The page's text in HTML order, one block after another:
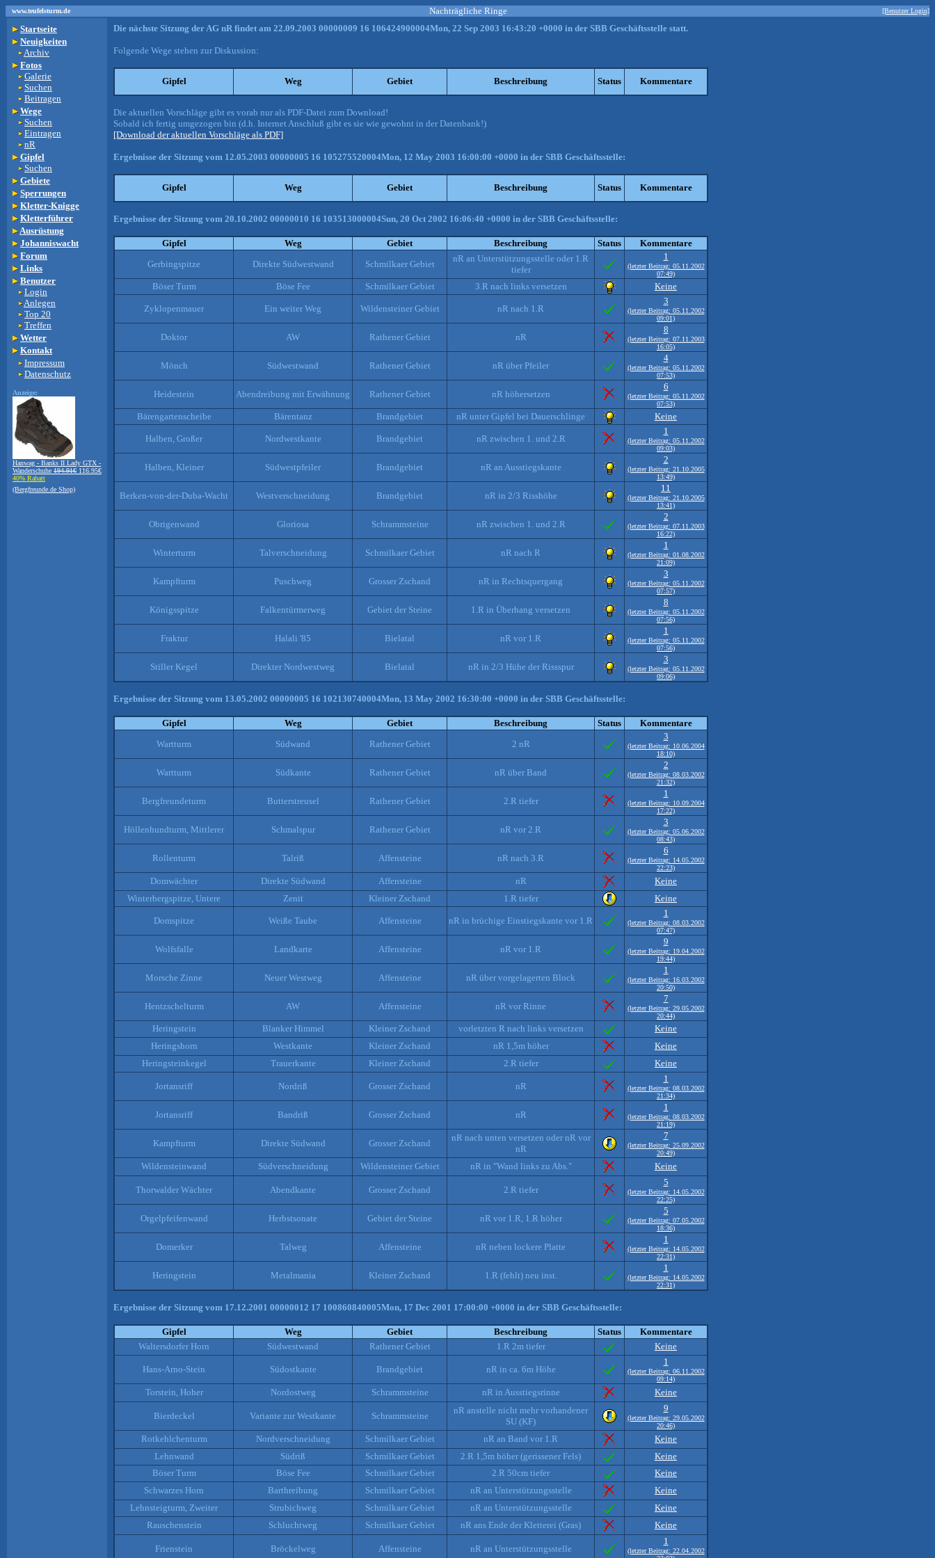
www.teufelsturm.de Nachträgliche Ringe [Benutzer Login]
Startseite
Neuigkeiten
Archiv
Fotos
Galerie
Suchen
Beitragen
Wege
Suchen
Eintragen
nR
Gipfel
Suchen
Gebiete
Sperrungen
Kletter-Knigge
Kletterführer
Ausrüstung
Johanniswacht
Forum
Links
Benutzer
Login
Anlegen
Top 20
Treffen
Wetter
Kontakt
Impressum
Datenschutz
Anzeige:
Hanwag - Banks II Lady GTX -
Wanderschuhe 194.91€ 116.95€
40% Rabatt
(Bergfreunde.de Shop)
Die nächste Sitzung der AG nR findet am 22.09.2003 00000009 16 106424900004Mon, 22 Sep 2003 16:43:20 +0000 in der SBB Geschäftsstelle statt.
Folgende Wege stehen zur Diskussion:
Gipfel Weg Gebiet Beschreibung Status Kommentare
Die aktuellen Vorschläge gibt es vorab nur als PDF-Datei zum Download!
Sobald ich fertig umgezogen bin (d.h. Internet Anschluß gibt es sie wie gewohnt in der Datenbank!)
[Download der aktuellen Vorschläge als PDF]
Ergebnisse der Sitzung vom 12.05.2003 00000005 16 105275520004Mon, 12 May 2003 16:00:00 +0000 in der SBB Geschäftsstelle:
Gipfel Weg Gebiet Beschreibung Status Kommentare
Ergebnisse der Sitzung vom 20.10.2002 00000010 16 103513000004Sun, 20 Oct 2002 16:06:40 +0000 in der SBB Geschäftsstelle:
Gipfel Weg Gebiet Beschreibung Status
Kommentare
Gerbingspitze
Direkte Südwestwand Schmilkaer Gebiet
nR an Unterstützungsstelle oder 1.R
tiefer
1
(letzter Beitrag: 05.11.2002
07:49)
Böser Turm Böse Fee Schmilkaer Gebiet 3.R nach links versetzen Keine
Zyklopenmauer Ein weiter Weg Wildensteiner Gebiet nR nach 1.R
3
(letzter Beitrag: 05.11.2002
09:01)
Doktor AW Rathener Gebiet nR
8
(letzter Beitrag: 07.11.2003
16:05)
Mönch Südwestwand Rathener Gebiet nR über Pfeiler
4
(letzter Beitrag: 05.11.2002
07:53)
Heidestein Abendreibung mit Erwähnung Rathener Gebiet nR höhersetzen
6
(letzter Beitrag: 05.11.2002
07:53)
Bärengartenscheibe Bärentanz Brandgebiet nR unter Gipfel bei Dauerschlinge Keine
Halben, Großer Nordwestkante Brandgebiet nR zwischen 1. und 2.R
1
(letzter Beitrag: 05.11.2002
09:03)
Halben, Kleiner Südwestpfeiler Brandgebiet nR an Ausstiegskante
2
(letzter Beitrag: 21.10.2005
13:49)
Berken-von-der-Duba-Wacht Westverschneidung Brandgebiet nR in 2/3 Risshöhe
11
(letzter Beitrag: 21.10.2005
13:41)
Obrigenwand Gloriosa Schrammsteine nR zwischen 1. und 2.R
2
(letzter Beitrag: 07.11.2003
16:22)
Winterturm Talverschneidung Schmilkaer Gebiet nR nach R
1
(letzter Beitrag: 01.08.2002
21:09)
Kampfturm Puschweg Grosser Zschand nR in Rechtsquergang
3
(letzter Beitrag: 05.11.2002
07:57)
Königsspitze Falkentürmerweg Gebiet der Steine 1.R in Überhang versetzen
8
(letzter Beitrag: 05.11.2002
07:56)
Fraktur Halali '85 Bielatal nR vor 1.R
1
(letzter Beitrag: 05.11.2002
07:56)
Stiller Kegel Direkter Nordwestweg Bielatal nR in 2/3 Hühe der Rissspur
3
(letzter Beitrag: 05.11.2002
09:06)
Ergebnisse der Sitzung vom 13.05.2002 00000005 16 102130740004Mon, 13 May 2002 16:30:00 +0000 in der SBB Geschäftsstelle:
Gipfel Weg Gebiet Beschreibung Status
Kommentare
Wartturm
Südwand Rathener Gebiet 2 nR
3
(letzter Beitrag: 10.06.2004
18:10)
Wartturm Südkante Rathener Gebiet nR über Band
2
(letzter Beitrag: 08.03.2002
21:32)
Bergfreundeturm Butterstreusel Rathener Gebiet 2.R tiefer
1
(letzter Beitrag: 10.09.2004
17:22)
Höllenhundturm, Mittlerer Schmalspur Rathener Gebiet nR vor 2.R
3
(letzter Beitrag: 05.06.2002
08:43)
Rollenturm Talriß Affensteine nR nach 3.R
6
(letzter Beitrag: 14.05.2002
22:23)
Domwächter Direkte Südwand Affensteine nR
Keine
Winterbergspitze, Untere
Zenit Kleiner Zschand 1.R tiefer Keine
Domspitze Weiße Taube Affensteine nR in brüchige Einstiegskante vor 1.R
1
(letzter Beitrag: 08.03.2002
07:47)
Wolfsfalle Landkarte Affensteine nR vor 1.R
9
(letzter Beitrag: 19.04.2002
19:44)
Morsche Zinne Neuer Westweg Affensteine nR über vorgelagerten Block
1
(letzter Beitrag: 16.03.2002
20:50)
Hentzschelturm AW Affensteine nR vor Rinne
7
(letzter Beitrag: 29.05.2002
20:44)
Heringstein Blanker Himmel Kleiner Zschand vorletzten R nach links versetzen
Keine
Heringshorn
Westkante Kleiner Zschand nR 1,5m höher
Keine
Heringsteinkegel
Trauerkante Kleiner Zschand 2.R tiefer Keine
Jortansriff Nordriß Grosser Zschand nR
1
(letzter Beitrag: 08.03.2002
21:34)
Jortansriff Bandriß Grosser Zschand nR
1
(letzter Beitrag: 08.03.2002
21:19)
Kampfturm Direkte Südwand Grosser Zschand
nR nach unten versetzen oder nR vor
nR
7
(letzter Beitrag: 25.09.2002
20:49)
Wildensteinwand Südverschneidung Wildensteiner Gebiet nR in "Wand links zu Abs." Keine
Thorwalder Wächter Abendkante Grosser Zschand 2.R tiefer
5
(letzter Beitrag: 14.05.2002
22:25)
Orgelpfeifenwand Herbstsonate Gebiet der Steine nR vor 1.R, 1.R höher
5
(letzter Beitrag: 07.05.2002
18:36)
Domerker Talweg Affensteine nR neben lockere Platte
1
(letzter Beitrag: 14.05.2002
22:31)
Heringstein Metalmania Kleiner Zschand 1.R (fehlt) neu inst.
1
(letzter Beitrag: 14.05.2002
22:31)
Ergebnisse der Sitzung vom 17.12.2001 00000012 17 100860840005Mon, 17 Dec 2001 17:00:00 +0000 in der SBB Geschäftsstelle:
Gipfel Weg Gebiet Beschreibung Status
Kommentare
Waltersdorfer Horn
Südwestwand Rathener Gebiet 1.R 2m tiefer Keine
Hans-Arno-Stein Südostkante Brandgebiet nR in ca. 6m Höhe
1
(letzter Beitrag: 06.11.2002
09:14)
Torstein, Hoher Nordostweg Schrammsteine nR in Ausstiegsrinne Keine
Bierdeckel Variante zur Westkante Schrammsteine
nR anstelle nicht mehr vorhandener
SU (KF)
9
(letzter Beitrag: 29.05.2002
20:46)
Rotkehlchenturm Nordverschneidung Schmilkaer Gebiet nR an Band vor 1.R
Keine
Lehnwand
Südriß Schmilkaer Gebiet 2.R 1,5m höher (gerissener Fels)
Keine
Böser Turm
Böse Fee Schmilkaer Gebiet 2.R 50cm tiefer
Keine
Schwarzes Horn
Barthreibung Schmilkaer Gebiet nR an Unterstützungsstelle
Keine
Lehnsteigturm, Zweiter
Strubichweg Schmilkaer Gebiet nR an Unterstützungsstelle
Keine
Rauschenstein
Schluchtweg Schmilkaer Gebiet nR ans Ende der Kletterei (Gras) Keine
Frienstein Bröckelweg Affensteine nR an Unterstützungsstelle
1
(letzter Beitrag: 22.04.2002